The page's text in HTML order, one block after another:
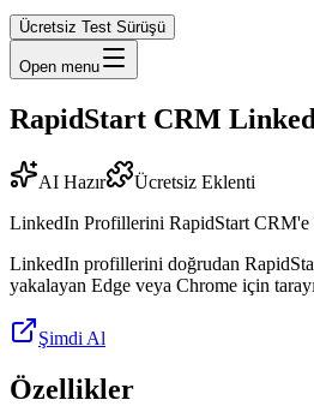
Ücretsiz Test Sürüşü
Open menu
RapidStart CRM
AI Hazır
Ücretsiz Eklenti
LinkedIn Profillerini RapidStart CRM'e
LinkedIn profillerini doğrudan
yakalayan Edge veya Chrome için
Şimdi Al
Özellikler